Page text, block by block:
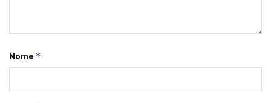
Nome *